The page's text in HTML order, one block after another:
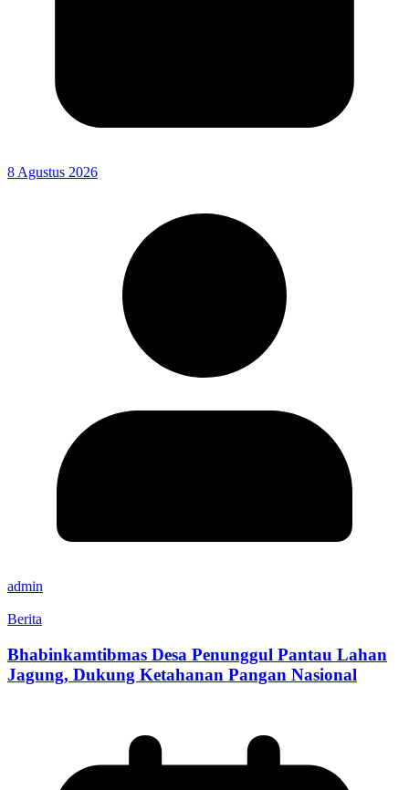
8 Agustus 2026
admin
Berita
Bhabinkamtibmas Desa Penunggul Pantau Lahan
Jagung, Dukung Ketahanan Pangan Nasional